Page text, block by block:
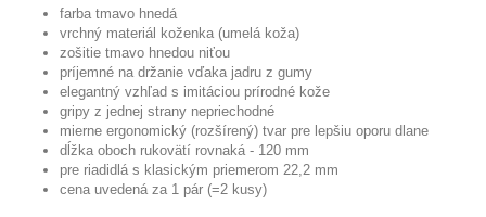
farba tmavo hnedá
vrchný materiál koženka (umelá koža)
zošitie tmavo hnedou niťou
príjemné na držanie vďaka jadru z gumy
elegantný vzhľad s imitáciou prírodné kože
gripy z jednej strany nepriechodné
mierne ergonomický (rozšírený) tvar pre lepšiu oporu dlane
dĺžka oboch rukovätí rovnaká - 120 mm
pre riadidlá s klasickým priemerom 22,2 mm
cena uvedená za 1 pár (=2 kusy)